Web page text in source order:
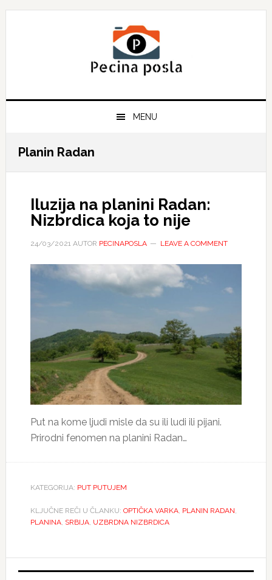
Skip
Skip
Skip
MENU
Planin Radan
Iluzija na planini Radan:
Nizbrdica koja to nije
24/03/2021AUTOR PECINAPOSLA LEAVE A COMMENT
Put na kome ljudi misle da su ili ludi ili pijani.
Prirodni fenomen na planini Radan…
KATEGORIJA: PUT PUTUJEM
KLJUČNE REČI U ČLANKU: OPTIČKA VARKA, PLANIN RADAN
PLANINA, SRBIJA, UZBRDNA NIZBRDICA
Primary